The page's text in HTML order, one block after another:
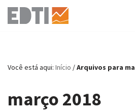
Pular
conteúdo
Você está aqui: Início /Arquivos para
março 2018